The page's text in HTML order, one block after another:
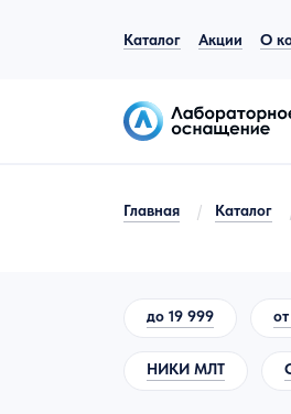
Каталог Акции О
Молекулярная
Главная / Каталог
до 19 999
НИКИ МЛТ